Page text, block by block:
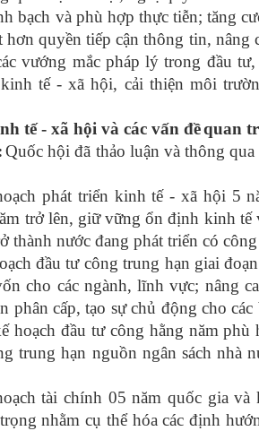
bạch và phù hợp thực tiễn; tăng
hơn quyền tiếp cận thông tin,
vướng mắc pháp lý trong đầu
tế - xã hội, cải thiện môi
tế - xã hội và các vấn đềquan
Quốc hội đã thảo luận và thông qua
phát triển kinh tế - xã hội 5
trở lên, giữ vững ổn định kinh tế
thành nước đang phát triển có
đầu tư công trung hạn giai
cho các ngành, lĩnh vực; nâng
phân cấp, tạo sự chủ động cho
hoạch đầu tư công hằng năm
trung hạn nguồn ngân sách nhà
tài chính 05 năm quốc gia
nhằm cụ thể hóa các định